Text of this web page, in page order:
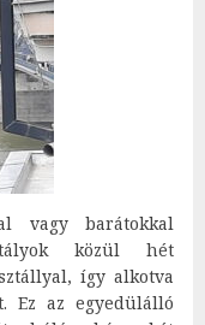
vagy barátokkal
közül hét
így alkotva
Ez az egyedülálló